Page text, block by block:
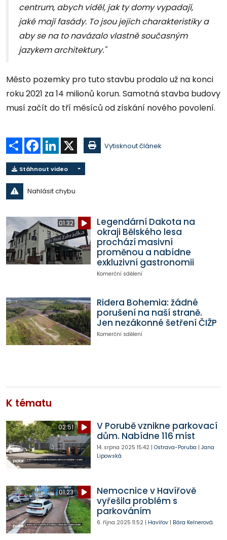
centrum, abych viděl, jak ty domy vypadají,
jaké mají fasády. To jsou jejich charakteristiky a
aby se na to navázalo vlastně současným
jazykem architektury."
Město pozemky pro tuto stavbu prodalo už na konci
roku 2021 za 14 milionů korun. Samotná stavba budovy
musí začít do tří měsíců od získání nového povolení.
Sdílet Facebook
LinkedIn Vytisknout článek
Stáhnout video
Nahlásit chybu
01:32
Legendární Dakota na
okraji Bělského lesa
prochází masivní
proměnou a nabídne
exkluzivní gastronomii
Komerční sdělení
Ridera Bohemia: žádné
porušení na naší straně.
Jen nezákonné šetření ČIŽP
Komerční sdělení
K tématu
02:51
V Porubě vznikne parkovací
dům. Nabídne 116 míst
14. srpna 2025 15:42| Ostrava-Poruba | Jana
Lipowská
01:23
Nemocnice v Havířově
vyřešila problém s
parkováním
6. října 2025 11:52| Havířov| Bára Kelnerová